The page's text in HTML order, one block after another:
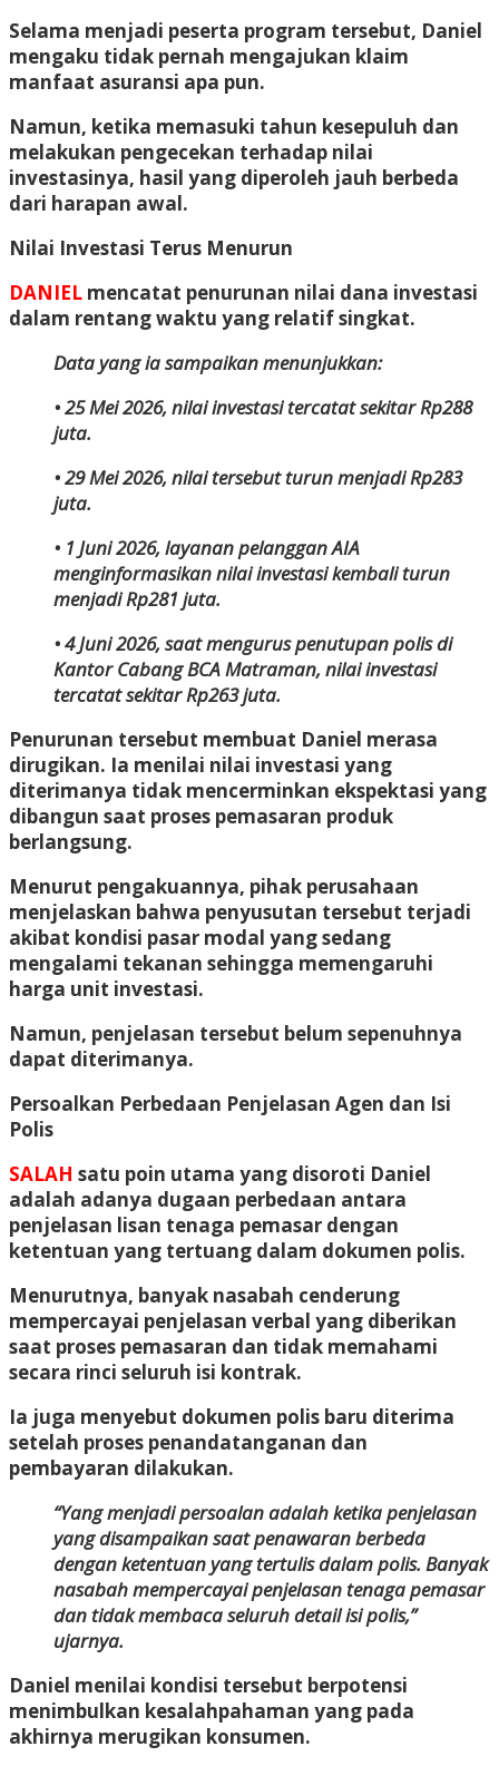
Selama menjadi peserta program tersebut, Daniel
mengaku tidak pernah mengajukan klaim
manfaat asuransi apa pun.
Namun, ketika memasuki tahun kesepuluh dan
melakukan pengecekan terhadap nilai
investasinya, hasil yang diperoleh jauh berbeda
dari harapan awal.
Nilai Investasi Terus Menurun
DANIEL mencatat penurunan nilai dana investasi
dalam rentang waktu yang relatif singkat.
Data yang ia sampaikan menunjukkan:
• 25 Mei 2026, nilai investasi tercatat sekitar Rp288
juta.
• 29 Mei 2026, nilai tersebut turun menjadi Rp283
juta.
• 1 Juni 2026, layanan pelanggan AIA
menginformasikan nilai investasi kembali turun
menjadi Rp281 juta.
• 4 Juni 2026, saat mengurus penutupan polis di
Kantor Cabang BCA Matraman, nilai investasi
tercatat sekitar Rp263 juta.
Penurunan tersebut membuat Daniel merasa
dirugikan. Ia menilai nilai investasi yang
diterimanya tidak mencerminkan ekspektasi yang
dibangun saat proses pemasaran produk
berlangsung.
Menurut pengakuannya, pihak perusahaan
menjelaskan bahwa penyusutan tersebut terjadi
akibat kondisi pasar modal yang sedang
mengalami tekanan sehingga memengaruhi
harga unit investasi.
Namun, penjelasan tersebut belum sepenuhnya
dapat diterimanya.
Persoalkan Perbedaan Penjelasan Agen dan Isi
Polis
SALAH satu poin utama yang disoroti Daniel
adalah adanya dugaan perbedaan antara
penjelasan lisan tenaga pemasar dengan
ketentuan yang tertuang dalam dokumen polis.
Menurutnya, banyak nasabah cenderung
mempercayai penjelasan verbal yang diberikan
saat proses pemasaran dan tidak memahami
secara rinci seluruh isi kontrak.
Ia juga menyebut dokumen polis baru diterima
setelah proses penandatanganan dan
pembayaran dilakukan.
“Yang menjadi persoalan adalah ketika penjelasan
yang disampaikan saat penawaran berbeda
dengan ketentuan yang tertulis dalam polis. Banyak
nasabah mempercayai penjelasan tenaga pemasar
dan tidak membaca seluruh detail isi polis,”
ujarnya.
Daniel menilai kondisi tersebut berpotensi
menimbulkan kesalahpahaman yang pada
akhirnya merugikan konsumen.